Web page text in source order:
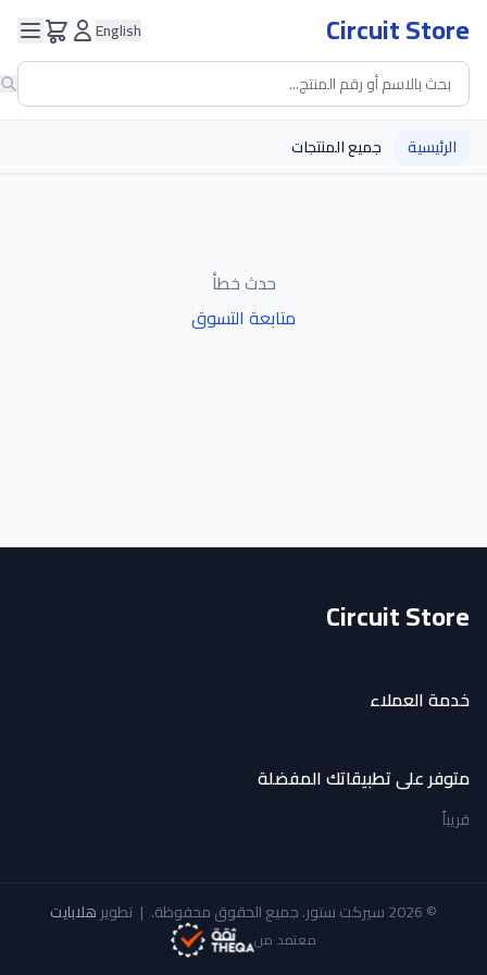
Circuit Store
English
الرئيسية جميع المنتجات
حدث خطأ
متابعة التسوق
Circuit Store
خدمة العملاء
متوفر على تطبيقاتك المفضلة
قريباً
© 2026 سيركت ستور. جميع الحقوق محفوظة. | تطويرهلابايت
معتمد من